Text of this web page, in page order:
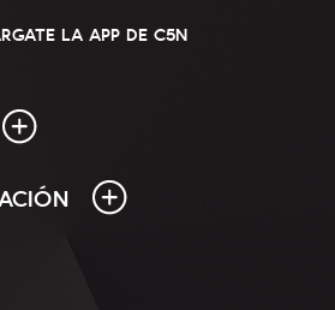
LA APP DE C5N